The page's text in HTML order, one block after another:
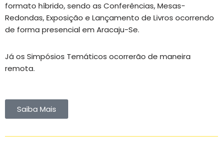
formato híbrido, sendo as Conferências, Mesas-
Redondas, Exposição e Lançamento de Livros ocorrendo
de forma presencial em Aracaju-Se.
Já os Simpósios Temáticos ocorrerão de maneira
remota.
Saiba Mais